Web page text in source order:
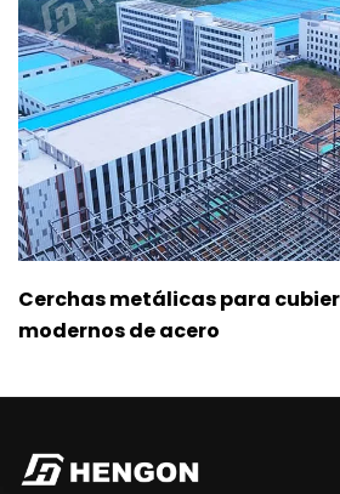
Cerchas metálicas para
modernos de acero